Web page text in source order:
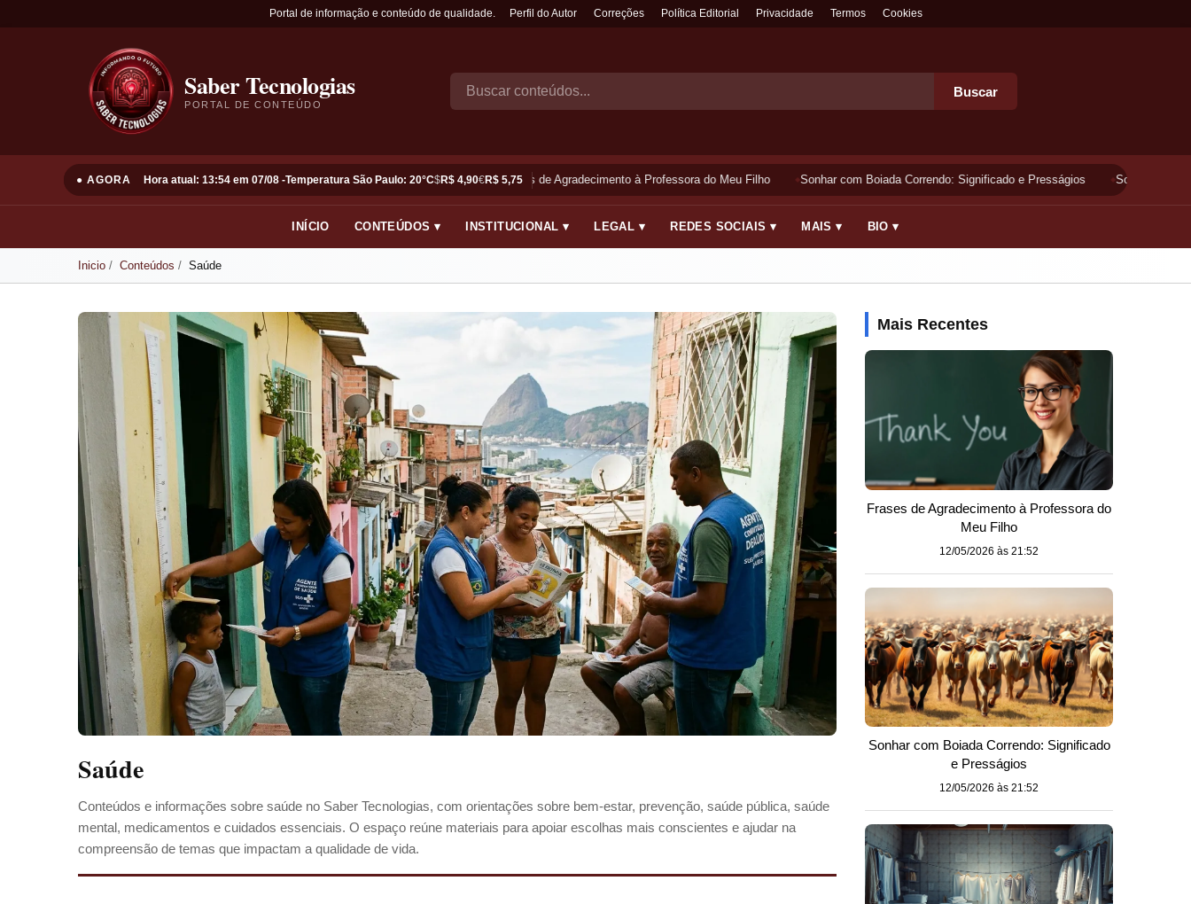
Portal de informação e conteúdo de qualidade. Perfil do Autor Correções Política Editorial Privacidade Termos Cookies
Saber Tecnologias
PORTAL DE CONTEÚDO
Buscar
● AGORA Hora atual: 13:54 em 07/08 -Temperatura São Paulo: 20°C$R$ 4,90€R$ 5,75
Frases de Agradecimento à Professora do Meu Filho Sonhar com Boiada Correndo: Significado e Presságios Sonhar
INÍCIO CONTEÚDOS ▾ INSTITUCIONAL ▾ LEGAL ▾ REDES SOCIAIS ▾ MAIS ▾ BIO ▾
Inicio Conteúdos Saúde
Saúde
Conteúdos e informações sobre saúde no Saber Tecnologias, com orientações sobre bem-estar, prevenção, saúde pública, saúde
mental, medicamentos e cuidados essenciais. O espaço reúne materiais para apoiar escolhas mais conscientes e ajudar na
compreensão de temas que impactam a qualidade de vida.
Mais Recentes
Frases de Agradecimento à Professora do
Meu Filho
12/05/2026 às 21:52
Sonhar com Boiada Correndo: Significado
e Presságios
12/05/2026 às 21:52